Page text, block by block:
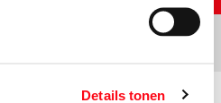
Details tonen
Aanbiedingen op deze